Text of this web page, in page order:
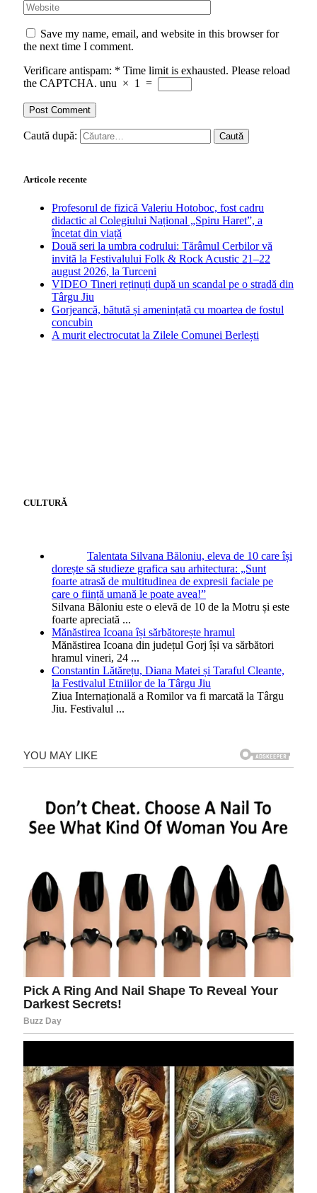
Save my name, email, and website in this browser for
the next time I comment.
Verificare antispam: * Time limit is exhausted. Please reload
the CAPTCHA. unu × 1 =
Caută după:
Articole recente
Profesorul de fizică Valeriu Hotoboc, fost cadru
didactic al Colegiului Național „Spiru Haret”, a
încetat din viață
Două seri la umbra codrului: Tărâmul Cerbilor vă
invită la Festivalului Folk & Rock Acustic 21–22
august 2026, la Turceni
VIDEO Tineri reținuți după un scandal pe o stradă din
Târgu Jiu
Gorjeancă, bătută și amenințată cu moartea de fostul
concubin
A murit electrocutat la Zilele Comunei Berlești
CULTURĂ
Talentata Silvana Băloniu, eleva de 10 care își
dorește să studieze grafica sau arhitectura: „Sunt
foarte atrasă de multitudinea de expresii faciale pe
care o ființă umană le poate avea!”
Silvana Băloniu este o elevă de 10 de la Motru și este
foarte apreciată ...
Mănăstirea Icoana își sărbătorește hramul
Mănăstirea Icoana din județul Gorj își va sărbători
hramul vineri, 24 ...
Constantin Lătărețu, Diana Matei și Taraful Cleante,
la Festivalul Etniilor de la Târgu Jiu
Ziua Internațională a Romilor va fi marcată la Târgu
Jiu. Festivalul ...